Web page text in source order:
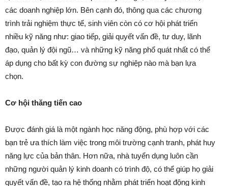
các doanh nghiệp lớn. Bên cạnh đó, thông qua các chương
trình trải nghiệm thực tế, sinh viên còn có cơ hội phát triển
nhiều kỹ năng như: giao tiếp, giải quyết vấn đề, tư duy, lãnh
đạo, quản lý đội ngũ… và những kỹ năng phổ quát nhất có thể
áp dụng cho bất kỳ con đường sự nghiệp nào mà bạn lựa
chọn.
Cơ hội thăng tiến cao
Được đánh giá là một ngành học năng động, phù hợp với các
bạn trẻ ưa thích làm việc trong môi trường cạnh tranh, phát huy
năng lực của bản thân. Hơn nữa, nhà tuyển dụng luôn cần
những người quản lý kinh doanh có trình độ, có thể giúp họ giải
quyết vấn đề, tạo ra hệ thống nhằm phát triển hoạt động kinh